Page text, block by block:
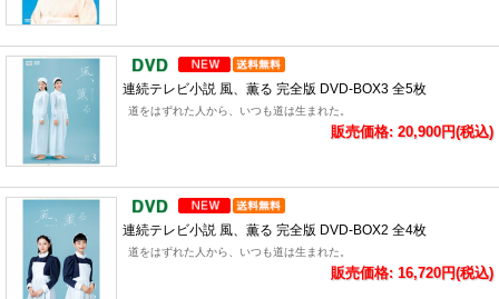
連続テレビ小説 風、薫る 完全版 DVD-BOX3 全5枚
道をはずれた人から、いつも道は生まれた。
販売価格: 20,900円(税込)
連続テレビ小説 風、薫る 完全版 DVD-BOX2 全4枚
道をはずれた人から、いつも道は生まれた。
販売価格: 16,720円(税込)